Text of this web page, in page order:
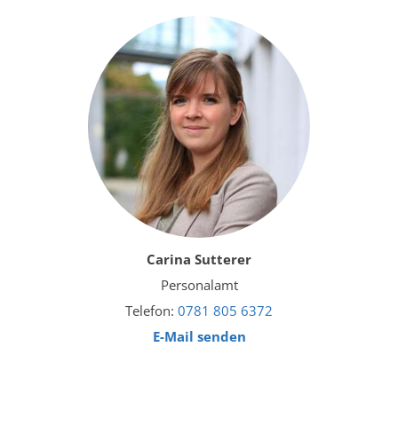
Carina Sutterer
Personalamt
Telefon: 0781 805 6372
E-Mail senden